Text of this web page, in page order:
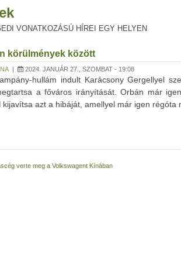
VONATKOZÁSÚ HÍREI EGY HELYEN
körülmények között
| 2024. JANUÁR 27., SZOMBAT - 19:08
hullám indult Karácsony Gergellyel
a főváros irányítását. Orbán már
kijavítsa azt a hibáját, amellyel már igen régóta
verte meg a Volkswagent Kínában